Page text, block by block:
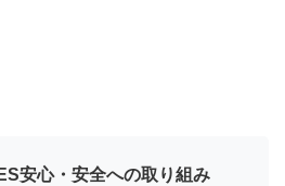
安心・安全への取り組み